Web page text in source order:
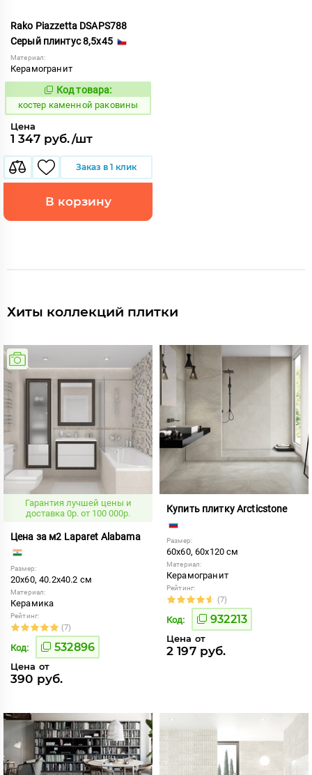
Rako Piazzetta DSAPS788
Серый плинтус 8,5x45
Материал:
Керамогранит
801578
Код товара:
костер каменной раковины
Цена
1 347 руб./шт
Заказ в 1 клик
В корзину
Хиты коллекций плитки
Гарантия лучшей цены и
доставка 0р. от 100 000р.
Цена за м2 Laparet Alabama
Размер:
20x60, 40.2x40.2 см
Материал:
Керамика
Рейтинг:
(7)
Код: 532896
Цена от
390 руб.
Купить плитку Arcticstone
Размер:
60x60, 60x120 см
Материал:
Керамогранит
Рейтинг:
(7)
Код: 932213
Цена от
2 197 руб.